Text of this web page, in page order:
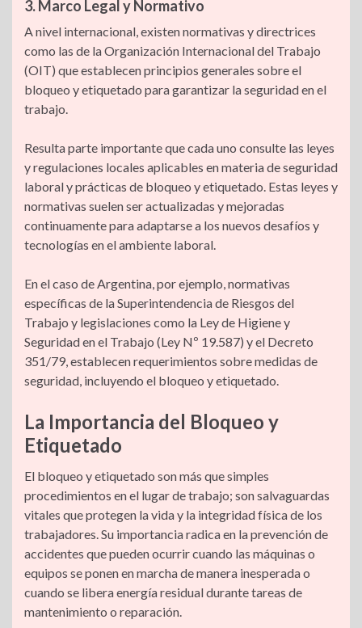
3. Marco Legal y Normativo
A nivel internacional, existen normativas y directrices
como las de la Organización Internacional del Trabajo
(OIT) que establecen principios generales sobre el
bloqueo y etiquetado para garantizar la seguridad en el
trabajo.
Resulta parte importante que cada uno consulte las leyes
y regulaciones locales aplicables en materia de seguridad
laboral y prácticas de bloqueo y etiquetado. Estas leyes y
normativas suelen ser actualizadas y mejoradas
continuamente para adaptarse a los nuevos desafíos y
tecnologías en el ambiente laboral.
En el caso de Argentina, por ejemplo, normativas
específicas de la Superintendencia de Riesgos del
Trabajo y legislaciones como la Ley de Higiene y
Seguridad en el Trabajo (Ley Nº 19.587) y el Decreto
351/79, establecen requerimientos sobre medidas de
seguridad, incluyendo el bloqueo y etiquetado.
La Importancia del Bloqueo y
Etiquetado
El bloqueo y etiquetado son más que simples
procedimientos en el lugar de trabajo; son salvaguardas
vitales que protegen la vida y la integridad física de los
trabajadores. Su importancia radica en la prevención de
accidentes que pueden ocurrir cuando las máquinas o
equipos se ponen en marcha de manera inesperada o
cuando se libera energía residual durante tareas de
mantenimiento o reparación.